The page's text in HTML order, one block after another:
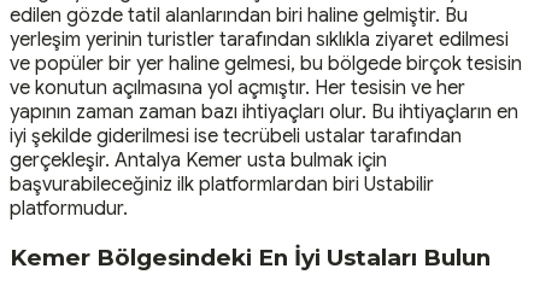
edilen gözde tatil alanlarından biri haline gelmiştir. Bu
yerleşim yerinin turistler tarafından sıklıkla ziyaret edilmesi
ve popüler bir yer haline gelmesi, bu bölgede birçok tesisin
ve konutun açılmasına yol açmıştır. Her tesisin ve her
yapının zaman zaman bazı ihtiyaçları olur. Bu ihtiyaçların en
iyi şekilde giderilmesi ise tecrübeli ustalar tarafından
gerçekleşir. Antalya Kemer usta bulmak için
başvurabileceğiniz ilk platformlardan biri Ustabilir
platformudur.
Kemer Bölgesindeki En İyi Ustaları Bulun